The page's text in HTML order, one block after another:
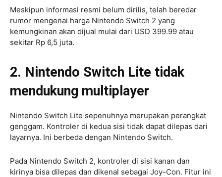
Meskipun informasi resmi belum dirilis, telah beredar
rumor mengenai harga Nintendo Switch 2 yang
kemungkinan akan dijual mulai dari USD 399.99 atau
sekitar Rp 6,5 juta.
2. Nintendo Switch Lite tidak
mendukung multiplayer
Nintendo Switch Lite sepenuhnya merupakan perangkat
genggam. Kontroler di kedua sisi tidak dapat dilepas dari
layarnya. Ini berbeda dengan Nintendo Switch.
Pada Nintendo Switch 2, kontroler di sisi kanan dan
kirinya bisa dilepas dan dikenal sebagai Joy-Con. Fitur ini